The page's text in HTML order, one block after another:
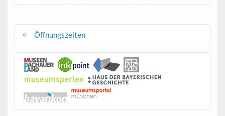
Öffnungszeiten